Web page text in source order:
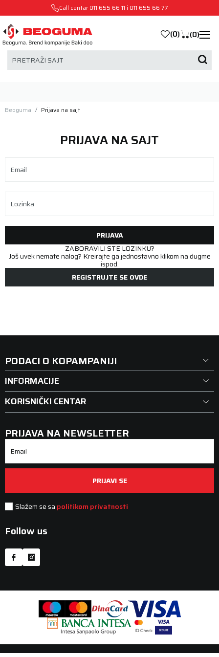
Call centar 011 655 66 11 i 011 655 66 77
PRETRAŽI SAJT
(0) (0)
Beoguma Prijava na sajt
PRIJAVA NA SAJT
Email
Lozinka
PRIJAVA
ZABORAVILI STE LOZINKU?
Još uvek nemate nalog? Kreirajte ga jednostavno klikom na dugme
ispod.
REGISTRUJTE SE OVDE
PODACI O KOPAMPANIJI
INFORMACIJE
KORISNIČKI CENTAR
PRIJAVA NA NEWSLETTER
Email
PRIJAVI SE
Slažem se sa politikom privatnosti
Follow us